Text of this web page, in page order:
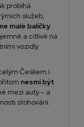
probíhá
služeb,
malé balíčky.
a citlivé na
vozidly
Českem i
nesmí být
mezi auty – a
stohování.